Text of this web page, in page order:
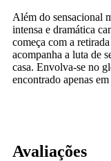
Além do sensacional
intensa e dramática
começa com a
acompanha a luta de
casa. Envolva-se no
encontrado apenas
Avaliações